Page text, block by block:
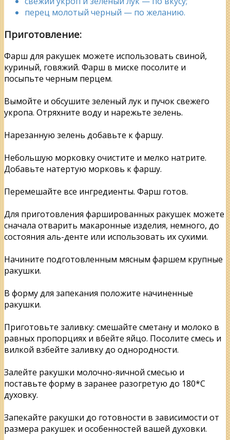
перец молотый черный — по желанию.
Приготовление:
Фарш для ракушек можете использовать свиной,
куриный, говяжий. Фарш в миске посолите и
посыпьте черным перцем.
Вымойте и обсушите зеленый лук и пучок свежего
укропа. Отряхните воду и нарежьте зелень.
Нарезанную зелень добавьте к фаршу.
Небольшую морковку очистите и мелко натрите.
Добавьте натертую морковь к фаршу.
Перемешайте все ингредиенты. Фарш готов.
Для приготовления фаршированных ракушек можете
сначала отварить макаронные изделия, немного, до
состояния аль-денте или использовать их сухими.
Начините подготовленным мясным фаршем крупные
ракушки.
В форму для запекания положите начиненные
ракушки.
Приготовьте заливку: смешайте сметану и молоко в
равных пропорциях и вбейте яйцо. Посолите смесь и
вилкой взбейте заливку до однородности.
Залейте ракушки молочно-яичной смесью и
поставьте форму в заранее разогретую до 180*С
духовку.
Запекайте ракушки до готовности в зависимости от
размера ракушек и особенностей вашей духовки.